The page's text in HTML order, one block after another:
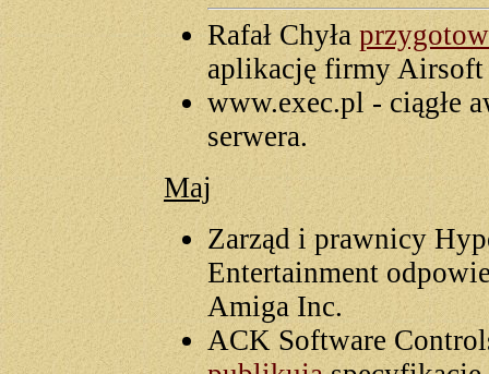
Rafał Chyła
aplikację firmy
www.exec.pl - ciągłe
serwera.
Maj
Zarząd i prawnicy
Entertainment
Amiga Inc.
ACK Software